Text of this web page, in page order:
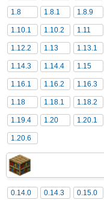
1.8 1.8.1 1.8.9
1.10.1 1.10.2 1.11
1.12.2 1.13 1.13.1
1.14.3 1.14.4 1.15
1.16.1 1.16.2 1.16.3
1.18 1.18.1 1.18.2
1.19.4 1.20 1.20.1
1.20.6
0.14.0 0.14.3 0.15.0